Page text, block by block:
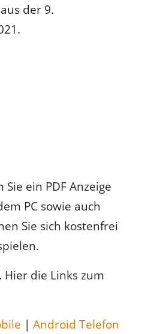
der 9.
ein PDF Anzeige
PC sowie auch
Sie sich kostenfrei
die Links zum
| Android Telefon